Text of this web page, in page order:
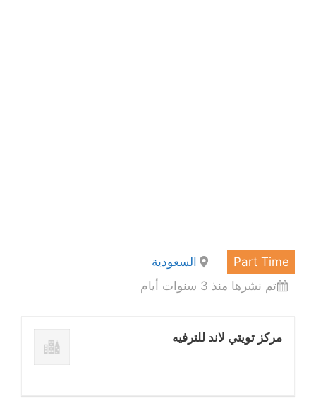
Part Time
السعودية
تم نشرها منذ 3 سنوات أيام
مركز تويتي لاند للترفيه